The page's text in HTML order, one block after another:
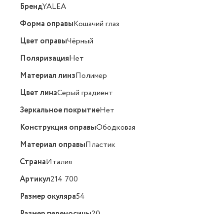
БрендYALEA
Форма оправыКошачий глаз
Цвет оправыЧёрный
ПоляризацияНет
Материал линзПолимер
Цвет линзСерый градиент
Зеркальное покрытиеНет
Конструкция оправыОбодковая
Материал оправыПластик
СтранаИталия
Артикул214 700
Размер окуляра54